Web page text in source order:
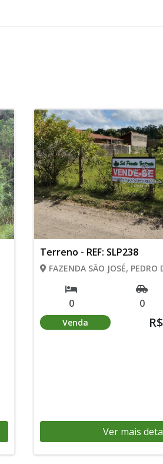
Terreno - REF: SLP238
FAZENDA SÃO JOSÉ, PEDRO
0 0
Venda
Ver mais